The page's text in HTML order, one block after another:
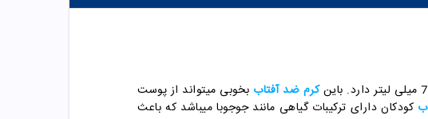
کرم ضد آفتاب بخوبی میتواند از پوست
کودکان دارای ترکیبات گیاهی مانند جوجوبا میباشد که باعث